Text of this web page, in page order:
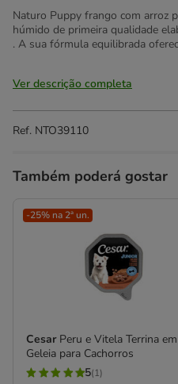
Naturo Puppy frango com arroz
húmido de primeira qualidade
. A sua fórmula equilibrada
Ver descrição completa
Ref. NTO39110
Também poderá gostar
-25% na 2ª un.
Cesar Peru e Vitela Terrina em
Geleia para Cachorros
5(1)